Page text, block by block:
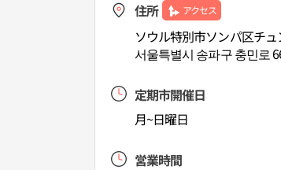
住所 アクセス
ソウル特別市ソンパ区チ
서울특별시 송파구 충민로
定期市開催日
月~日曜日
営業時間